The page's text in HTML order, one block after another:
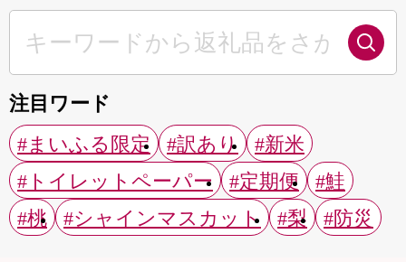
注目ワード
#まいふる限定
#訳あり
#新米
#トイレットペーパー
#定期便
#鮭
#桃
#シャインマスカット #梨 #防災